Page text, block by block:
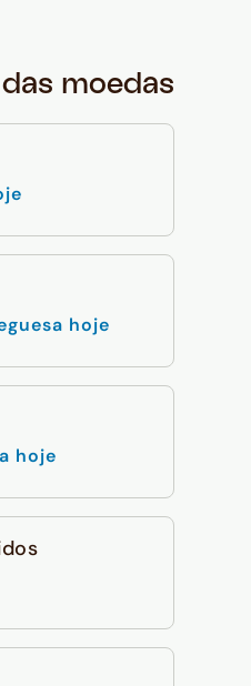
moedas
hoje
hoje